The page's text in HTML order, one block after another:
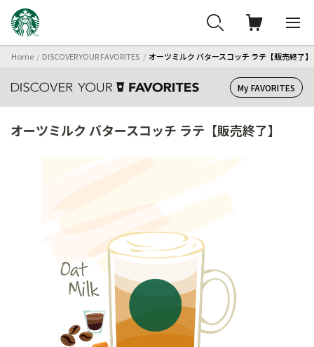
Home DISCOVER YOUR FAVORITES オーツミルク バタースコッチ ラテ【販売終了】
My FAVORITES
オーツミルク バタースコッチ ラテ【販売終了】